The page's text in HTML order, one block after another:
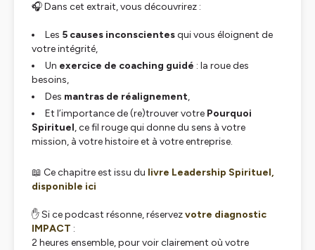
🎧 Dans cet extrait, vous découvrirez :
Les 5 causes inconscientesqui vous éloignent de
votre intégrité,
Un exercice de coaching guidé : la roue des
besoins,
Des mantras de réalignement,
Et l’importance de (re)trouver votre Pourquoi
Spirituel, ce fil rouge qui donne du sens à votre
mission, à votre histoire et à votre entreprise.
📖 Ce chapitre est issu du livre Leadership Spirituel,
disponible ici
✋ Si ce podcast résonne, réservezvotre diagnostic
IMPACT :
2 heures ensemble, pour voir clairement où votre